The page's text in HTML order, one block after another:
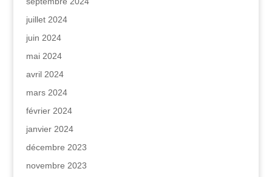
juillet 2024
juin 2024
mai 2024
avril 2024
mars 2024
février 2024
janvier 2024
décembre 2023
novembre 2023